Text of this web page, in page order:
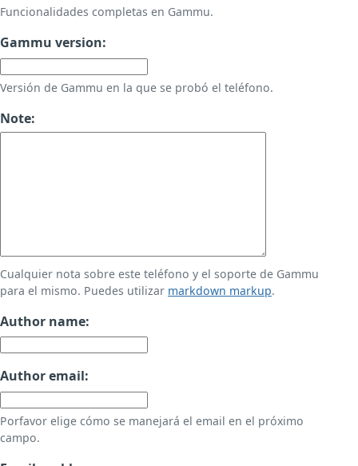
Funcionalidades completas en Gammu.
Gammu version:
Versión de Gammu en la que se probó el teléfono.
Note:
Cualquier nota sobre este teléfono y el soporte de Gammu
para el mismo. Puedes utilizar markdown markup.
Author name:
Author email:
Porfavor elige cómo se manejará el email en el próximo
campo.